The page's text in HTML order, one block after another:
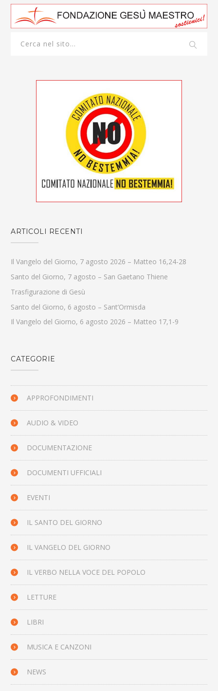
ARTICOLI RECENTI
Il Vangelo del Giorno, 7 agosto 2026 – Matteo 16,24-28
Santo del Giorno, 7 agosto – San Gaetano Thiene
Trasfigurazione di Gesù
Santo del Giorno, 6 agosto – Sant’Ormisda
Il Vangelo del Giorno, 6 agosto 2026 – Matteo 17,1-9
CATEGORIE
APPROFONDIMENTI
AUDIO & VIDEO
DOCUMENTAZIONE
DOCUMENTI UFFICIALI
EVENTI
IL SANTO DEL GIORNO
IL VANGELO DEL GIORNO
IL VERBO NELLA VOCE DEL POPOLO
LETTURE
LIBRI
MUSICA E CANZONI
NEWS